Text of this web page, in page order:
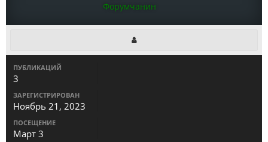
Форумчанин
ПУБЛИКАЦИЙ
3
ЗАРЕГИСТРИРОВАН
Ноябрь 21, 2023
ПОСЕЩЕНИЕ
Март 3